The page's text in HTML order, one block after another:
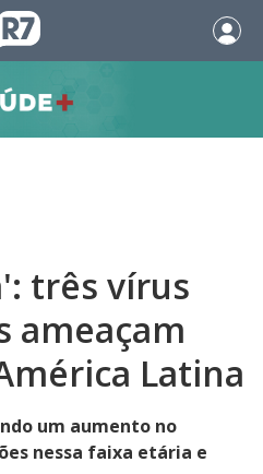
três vírus
ameaçam
Latina
um aumento no
nessa faixa etária e